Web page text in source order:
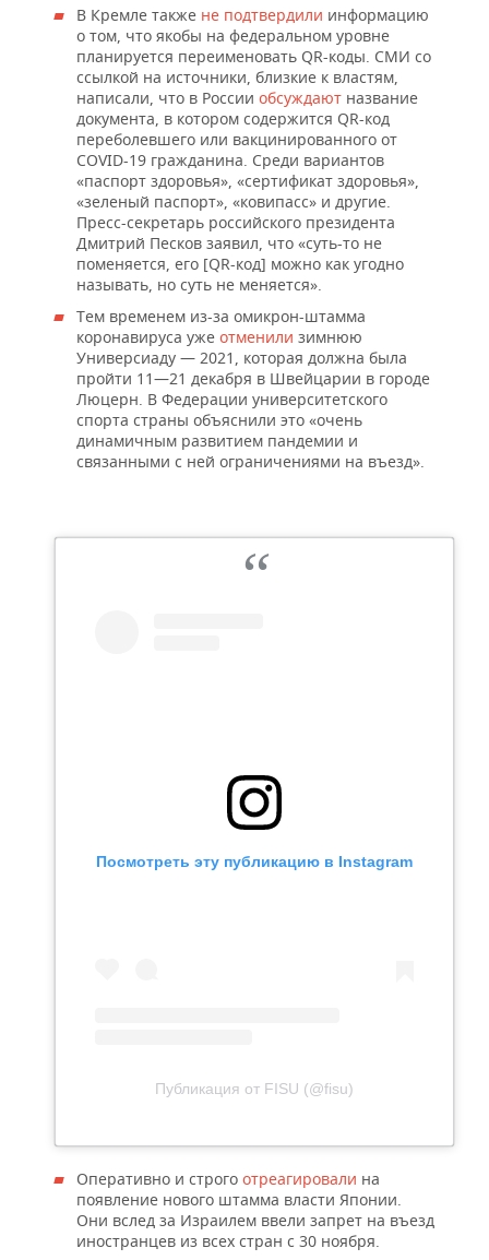
В Кремле также не подтвердили информацию
о том, что якобы на федеральном уровне
планируется переименовать QR-коды. CМИ со
ссылкой на источники, близкие к властям,
написали, что в России обсуждают название
документа, в котором содержится QR-код
переболевшего или вакцинированного от
COVID-19 гражданина. Среди вариантов
«паспорт здоровья», «сертификат здоровья»,
«зеленый паспорт», «ковипасс» и другие.
Пресс-секретарь российского президента
Дмитрий Песков заявил, что «суть-то не
поменяется, его [QR-код] можно как угодно
называть, но суть не меняется».
Тем временем из-за омикрон-штамма
коронавируса уже отменили зимнюю
Универсиаду — 2021, которая должна была
пройти 11—21 декабря в Швейцарии в городе
Люцерн. В Федерации университетского
спорта страны объяснили это «очень
динамичным развитием пандемии и
связанными с ней ограничениями на въезд».
Посмотреть эту публикацию в Instagram
Публикация от FISU (@fisu)
Оперативно и строго отреагировали на
появление нового штамма власти Японии.
Они вслед за Израилем ввели запрет на въезд
иностранцев из всех стран с 30 ноября.